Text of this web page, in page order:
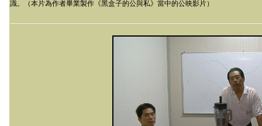
識。（本片為作者畢業製作《黑盒子的公與私》當中的公映影片）